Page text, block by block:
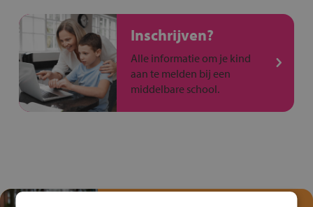
Inschrijven?
Alle informatie om je kind
aan te melden bij een
middelbare school.